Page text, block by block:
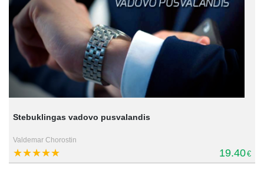
Stebuklingas vadovo pusvalandis
Valdemar Chorostin
19.40€